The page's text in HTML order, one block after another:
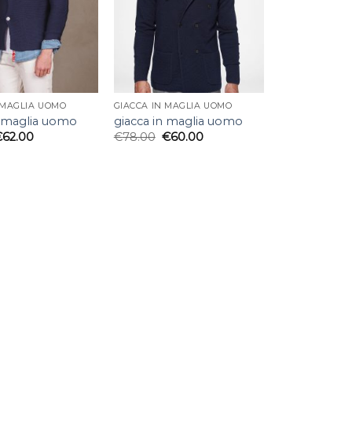
UOMO
uomo
62.00
GIACCA IN MAGLIA UOMO
giacca in maglia uomo
€78.00 €60.00